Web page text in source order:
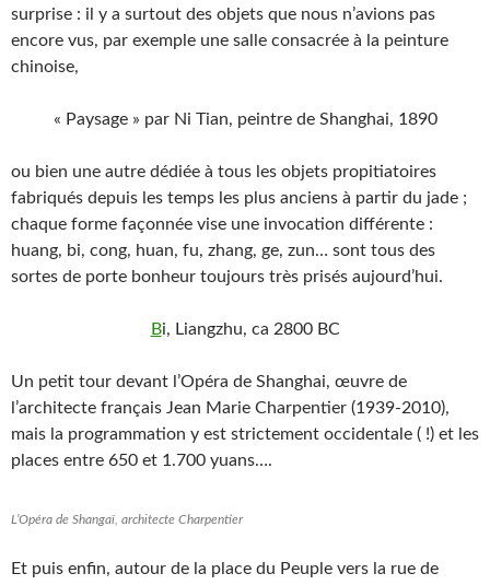
surprise : il y a surtout des objets que nous n’avions pas
encore vus, par exemple une salle consacrée à la peinture
chinoise,
« Paysage » par Ni Tian, peintre de Shanghai, 1890
ou bien une autre dédiée à tous les objets propitiatoires
fabriqués depuis les temps les plus anciens à partir du jade ;
chaque forme façonnée vise une invocation différente :
huang, bi, cong, huan, fu, zhang, ge, zun… sont tous des
sortes de porte bonheur toujours très prisés aujourd’hui.
Bi, Liangzhu, ca 2800 BC
Un petit tour devant l’Opéra de Shanghai, œuvre de
l’architecte français Jean Marie Charpentier (1939-2010),
mais la programmation y est strictement occidentale ( !) et les
places entre 650 et 1.700 yuans….
L’Opéra de Shangaï, architecte Charpentier
Et puis enfin, autour de la place du Peuple vers la rue de